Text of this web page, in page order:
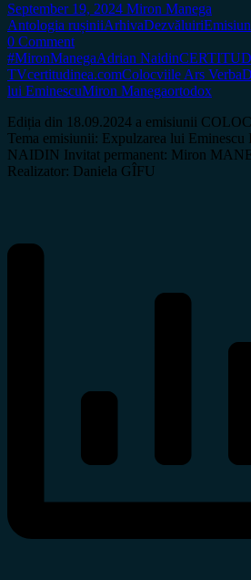
September 19, 2024 Miron Manega
Antologia rușiniiArhivaDezvăluiri
0 Comment
#MironManegaAdrian Naidin
TVcertitudinea.comColocviile Ars Verba
lui EminescuMiron Manegaortodox
Ediția din 18.09.2024 a emisiunii
Tema emisiunii: Expulzarea lui Eminescu
NAIDIN Invitat permanent: Miron
Realizator: Daniela GÎFU